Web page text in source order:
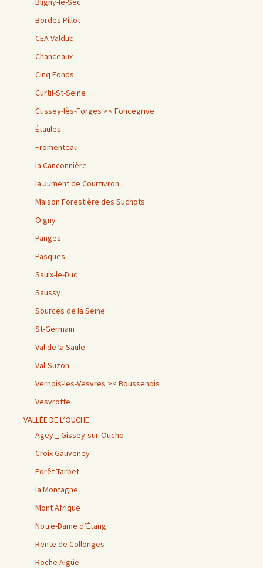
Bordes Pillot
CEA Valduc
Chanceaux
Cinq Fonds
Curtil-St-Seine
Cussey-lès-Forges >< Foncegrive
Étaules
Fromenteau
la Canconnière
la Jument de Courtivron
Maison Forestière des Suchots
Oigny
Panges
Pasques
Saulx-le-Duc
Saussy
Sources de la Seine
St-Germain
Val de la Saule
Val-Suzon
Vernois-les-Vesvres >< Boussenois
Vesvrotte
VALLÉE DE L’OUCHE
Agey _ Gissey-sur-Ouche
Croix Gauveney
Forêt Tarbet
la Montagne
Mont Afrique
Notre-Dame d’Étang
Rente de Collonges
Roche Aigüe